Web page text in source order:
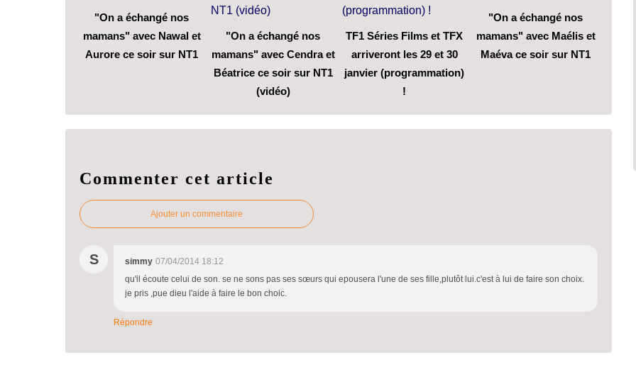
"On a échangé nos
mamans" avec Nawal et
Aurore ce soir sur NT1
"On a échangé nos
mamans" avec Cendra et
Béatrice ce soir sur NT1
(vidéo)
TF1 Séries Films et TFX
arriveront les 29 et 30
janvier (programmation)
!
"On a échangé nos
mamans" avec Maélis et
Maéva ce soir sur NT1
Commenter cet article
Ajouter un commentaire
S simmy 07/04/2014 18:12
qu'il écoute celui de son. se ne sons pas ses sœurs qui epousera l'une de ses fille,plutôt lui.c'est à lui de faire son choix.
je pris ,pue dieu l'aide à faire le bon choic.
Répondre